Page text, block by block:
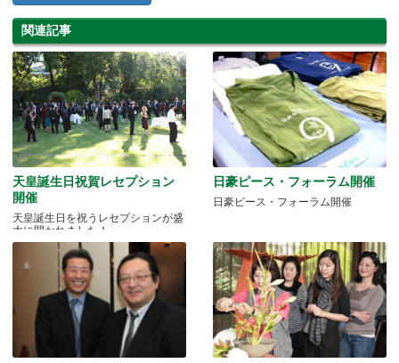
関連記事
天皇誕生日祝賀レセプション
開催
天皇誕生日を祝うレセプションが盛
大に開かれました！
日豪ピース・フォーラム開催
日豪ピース・フォーラム開催